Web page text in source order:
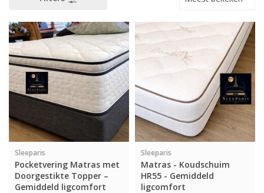
Sleeparis
Pocketvering Matras met
Doorgestikte Topper –
Gemiddeld ligcomfort
Sleeparis
Matras - Koudschuim
HR55 - Gemiddeld
ligcomfort